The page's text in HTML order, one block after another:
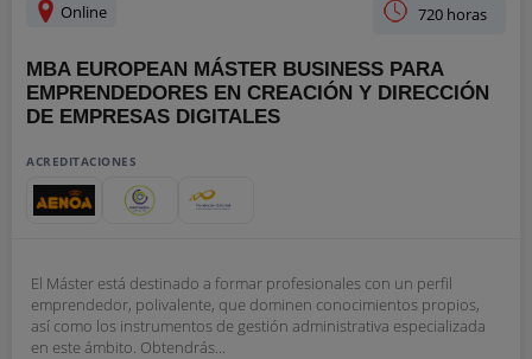
Online 720 horas
MBA EUROPEAN MÁSTER BUSINESS PARA
EMPRENDEDORES EN CREACIÓN Y DIRECCIÓN
DE EMPRESAS DIGITALES
ACREDITACIONES
El Máster está destinado a formar profesionales con un perfil
emprendedor, polivalente, que dominen conocimientos propios,
así como los instrumentos de gestión administrativa especializada
en este ámbito. Obtendrás...